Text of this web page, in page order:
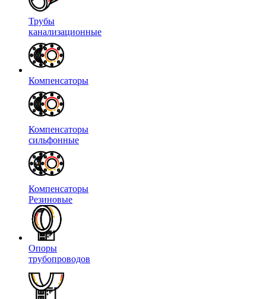
Трубы
канализационные
Компенсаторы
Компенсаторы
сильфонные
Компенсаторы
Резиновые
Опоры
трубопроводов